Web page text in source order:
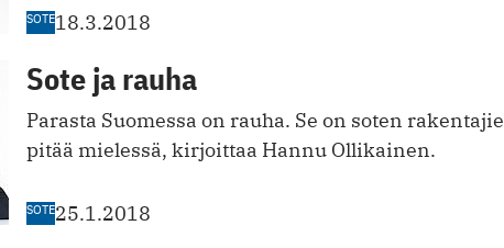
SOTE18.3.2018
Sote ja rauha
Parasta Suomessa on rauha. Se on soten
pitää mielessä, kirjoittaa Hannu Ollikainen.
SOTE25.1.2018